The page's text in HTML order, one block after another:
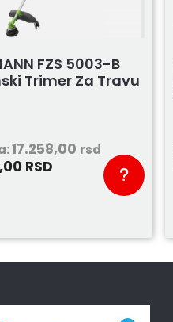
FZS 5003-B
Trimer Za Travu
17.258,00 rsd
RSD